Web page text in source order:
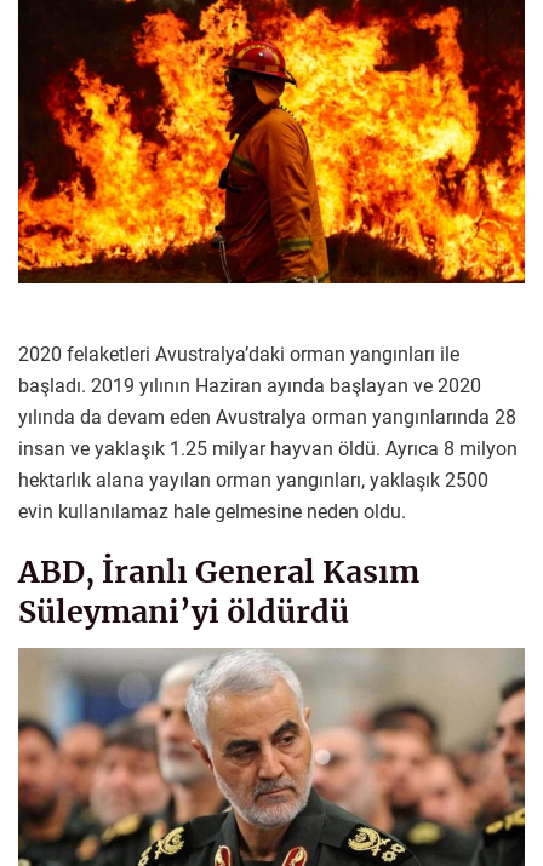
2020 felaketleri Avustralya’daki orman yangınları ile
başladı. 2019 yılının Haziran ayında başlayan ve 2020
yılında da devam eden Avustralya orman yangınlarında 28
insan ve yaklaşık 1.25 milyar hayvan öldü. Ayrıca 8 milyon
hektarlık alana yayılan orman yangınları, yaklaşık 2500
evin kullanılamaz hale gelmesine neden oldu.
ABD, İranlı General Kasım
Süleymani’yi öldürdü